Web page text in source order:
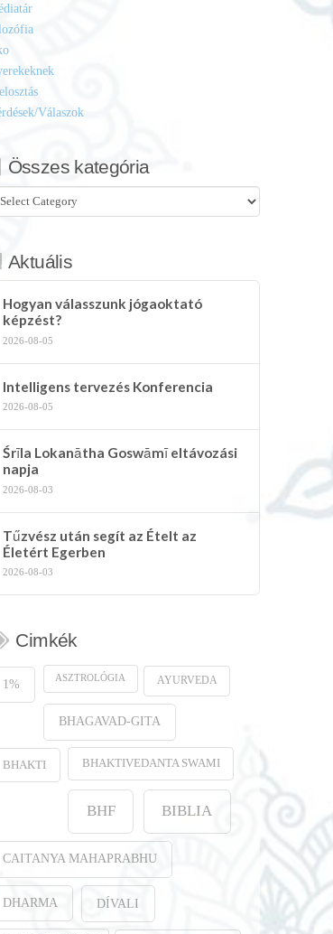
Válaszok
Összes kategória
Aktuális
Hogyan válasszunk jógaoktató
képzést?
2026-08-05
Intelligens tervezés Konferencia
2026-08-05
Śrīla Lokanātha Goswāmī eltávozási
napja
2026-08-03
Tűzvész után segít az Ételt az
Életért Egerben
2026-08-03
Cimkék
1% ASZTROLÓGIA AYURVEDA
BHAGAVAD-GITA
BHAKTI BHAKTIVEDANTA SWAMI
BHF BIBLIA
CAITANYA MAHAPRABHU
DHARMA DÍVALI